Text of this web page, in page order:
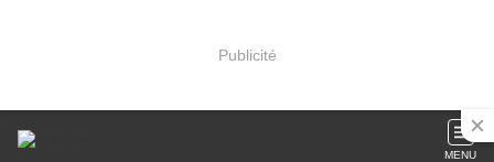
Publicité
MENU